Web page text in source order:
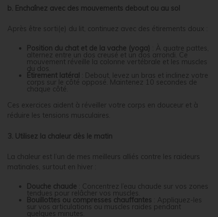
b. Enchaînez avec des mouvements debout ou au sol
Après être sorti(e) du lit, continuez avec des étirements doux :
Position du chat et de la vache (yoga) : À quatre pattes,
alternez entre un dos creusé et un dos arrondi. Ce
mouvement réveille la colonne vertébrale et les muscles
du dos.
Étirement latéral : Debout, levez un bras et inclinez votre
corps sur le côté opposé. Maintenez 10 secondes de
chaque côté.
Ces exercices aident à réveiller votre corps en douceur et à
réduire les tensions musculaires.
3. Utilisez la chaleur dès le matin
La chaleur est l’un de mes meilleurs alliés contre les raideurs
matinales, surtout en hiver :
Douche chaude : Concentrez l’eau chaude sur vos zones
tendues pour relâcher vos muscles.
Bouillottes ou compresses chauffantes : Appliquez-les
sur vos articulations ou muscles raides pendant
quelques minutes.